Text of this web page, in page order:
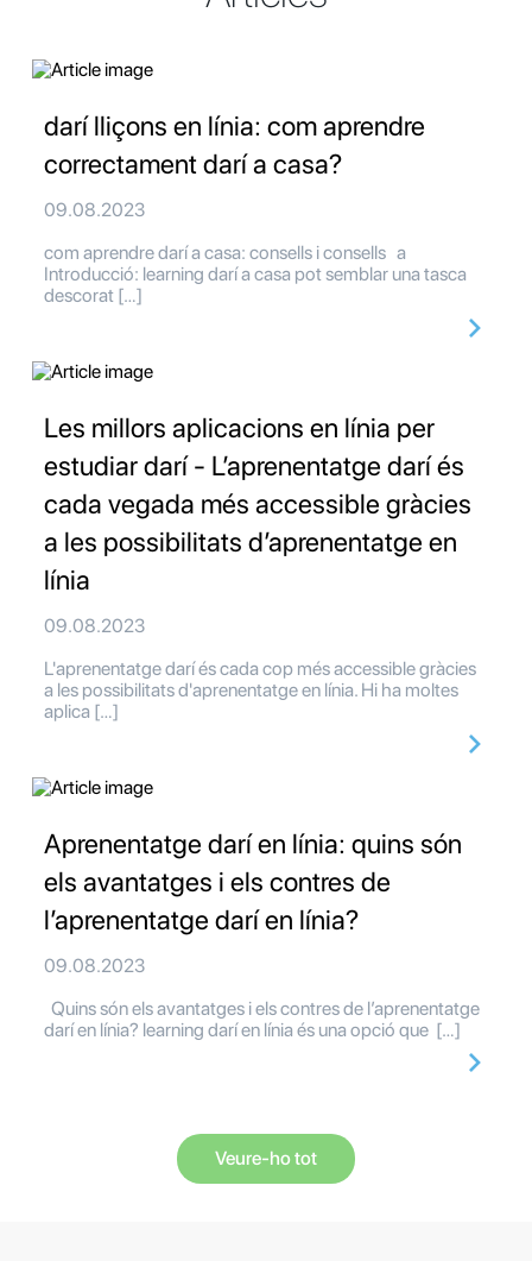
darí lliçons en línia: com aprendre
correctament darí a casa?
09.08.2023
com aprendre darí a casa: consells i consells a
Introducció: learning darí a casa pot semblar una tasca
descorat […]
Les millors aplicacions en línia per
estudiar darí - L’aprenentatge darí és
cada vegada més accessible gràcies
a les possibilitats d’aprenentatge en
línia
09.08.2023
L'aprenentatge darí és cada cop més accessible gràcies
a les possibilitats d'aprenentatge en línia. Hi ha moltes
aplica […]
Aprenentatge darí en línia: quins són
els avantatges i els contres de
l’aprenentatge darí en línia?
09.08.2023
Quins són els avantatges i els contres de l’aprenentatge
darí en línia? learning darí en línia és una opció que […]
Veure-ho tot